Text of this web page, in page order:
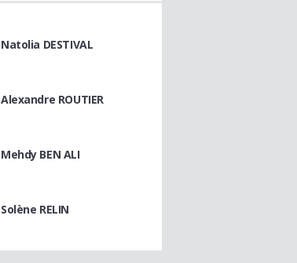
Natolia DESTIVAL
Alexandre ROUTIER
Mehdy BEN ALI
Solène RELIN